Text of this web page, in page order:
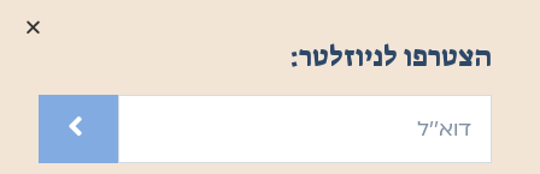
*הצטרפו לניוזלטר: